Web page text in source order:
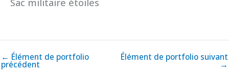
Sac militaire étoiles
← Élément de portfolio
précédent
Élément de portfolio suivant
→